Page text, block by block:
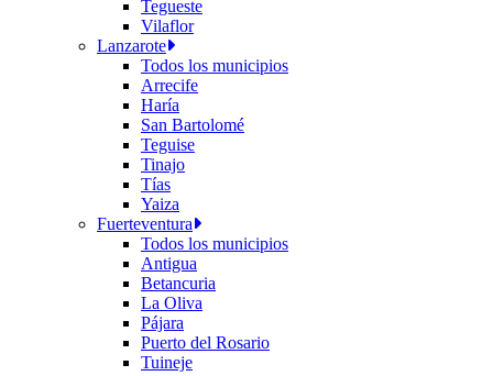
Tegueste
Vilaflor
Lanzarote
Todos los municipios
Arrecife
Haría
San Bartolomé
Teguise
Tinajo
Tías
Yaiza
Fuerteventura
Todos los municipios
Antigua
Betancuria
La Oliva
Pájara
Puerto del Rosario
Tuineje